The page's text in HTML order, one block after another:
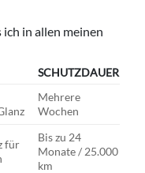
in allen meinen
SCHUTZDAUER
Mehrere
Wochen
für
Bis zu 24
Monate / 25.000
km